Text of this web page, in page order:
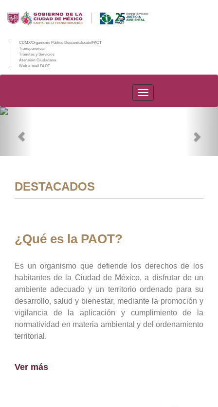
CDMX/Organismo Público Descentralizado/PAOT
Transparencia
Trámites y Servicios
Atención Ciudadana
Web e-mail PAOT
PAOT
DESTACADOS
¿Qué es la PAOT?
Es un organismo que defiende los derechos de los
habitantes de la Ciudad de México, a disfrutar de un
ambiente adecuado y un territorio ordenado para su
desarrollo, salud y bienestar, mediante la promoción y
vigilancia de la aplicación y cumplimiento de la
normatividad en materia ambiental y del ordenamiento
territorial.
Ver más